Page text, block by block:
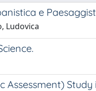
e
Ludovica